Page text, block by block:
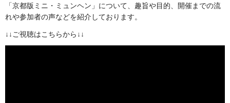
「京都版ミニ・ミュンヘン」について、趣旨や目的、開催までの流
れや参加者の声などを紹介しております。
↓↓ご視聴はこちらから↓↓